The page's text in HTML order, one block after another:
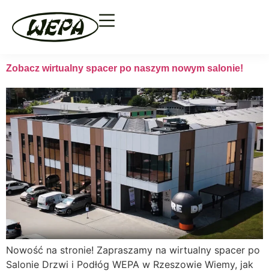
Zobacz wirtualny spacer po naszym nowym salonie!
Nowość na stronie! Zapraszamy na wirtualny spacer po
Salonie Drzwi i Podłóg WEPA w Rzeszowie Wiemy, jak